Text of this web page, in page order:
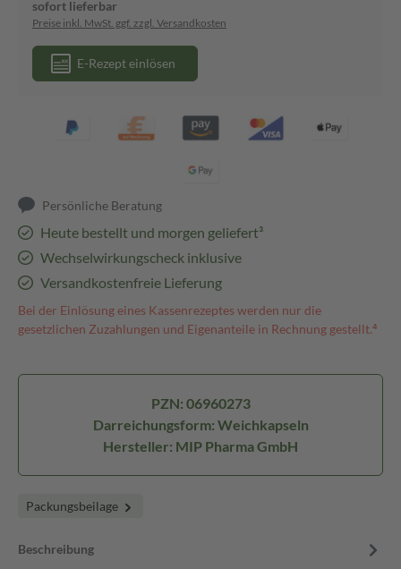
sofort lieferbar
Preise inkl. MwSt. ggf. zzgl. Versandkosten
E-Rezept einlösen
Persönliche Beratung
Heute bestellt und morgen geliefert³
Wechselwirkungscheck inklusive
Versandkostenfreie Lieferung
Bei der Einlösung eines Kassenrezeptes werden nur die
gesetzlichen Zuzahlungen und Eigenanteile in Rechnung gestellt.⁴
PZN: 06960273
Darreichungsform: Weichkapseln
Hersteller: MIP Pharma GmbH
Packungsbeilage
Beschreibung